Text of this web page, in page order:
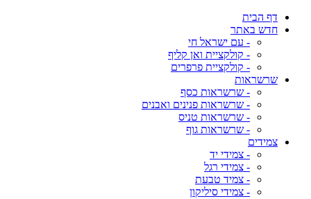
דף הבית
חדש באתר
- עם ישראל חי
- קולקציית ואן קליף
- קולקציית פרפרים
שרשראות
- שרשראות כסף
- שרשראות פנינים ואבנים
- שרשראות טניס
- שרשראות גוף
צמידים
- צמידי יד
- צמידי רגל
- צמיד טבעת
- צמידי סיליקון